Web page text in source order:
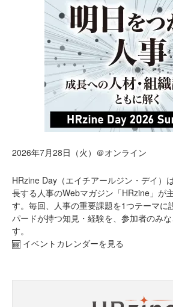
2026年7月28日（火）＠オンライン
HRzine Day（エイチアールジン・デイ）
長する人事のWebマガジン「HRzine」が
す。毎回、人事の重要課題を1つテーマに
パードが持つ知見・経験を、参加者のみ
す。
イベントカレンダーを見る